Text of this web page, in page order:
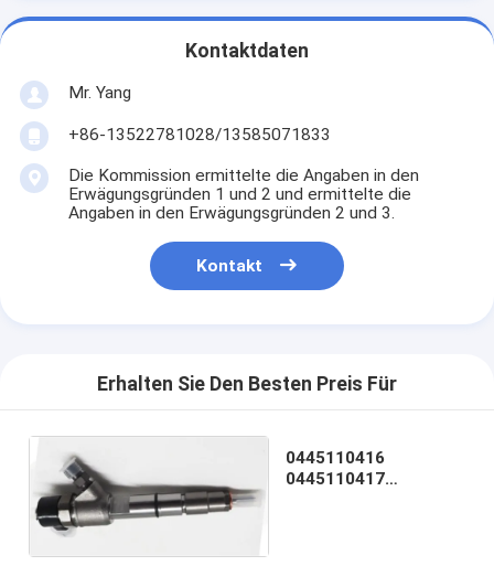
Kontaktdaten
Mr. Yang
+86-13522781028/13585071833
Die Kommission ermittelte die Angaben in den
Erwägungsgründen 1 und 2 und ermittelte die
Angaben in den Erwägungsgründen 2 und 3.
Kontakt
Erhalten Sie Den Besten Preis Für
0445110416
0445110417